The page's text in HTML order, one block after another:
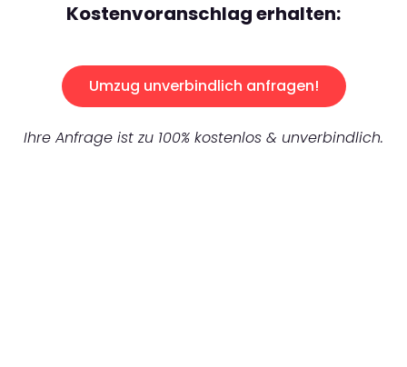
Kostenvoranschlag erhalten:
Umzug unverbindlich anfragen!
Ihre Anfrage ist zu 100% kostenlos & unverbindlich.